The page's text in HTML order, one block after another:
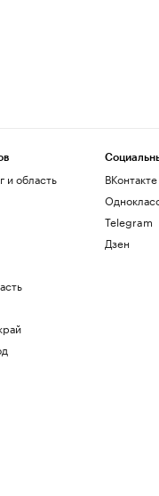
и область
ВКонтакте
Telegram
Дзен